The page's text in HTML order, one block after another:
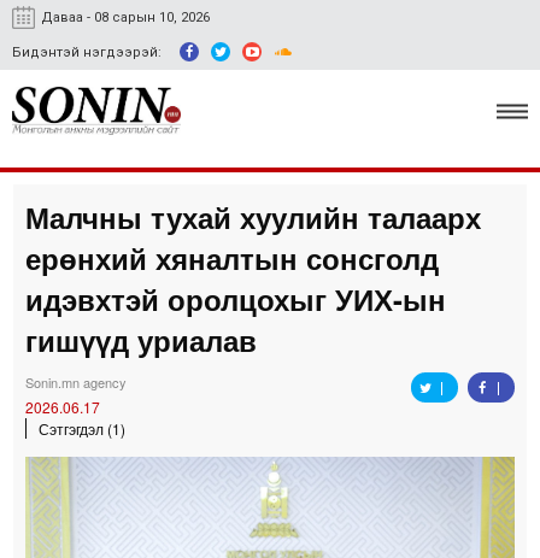
Даваа - 08 сарын 10, 2026
Бидэнтэй нэгдээрэй:
Улс төр, эдийн засаг
Гэмт хэрэг
Нийгэм, соёл
Малчны тухай хуулийн талаарх
ерөнхий хяналтын сонсголд
идэвхтэй оролцохыг УИХ-ын
гишүүд уриалав
Sonin.mn agency
2026.06.17
Сэтгэгдэл (1)